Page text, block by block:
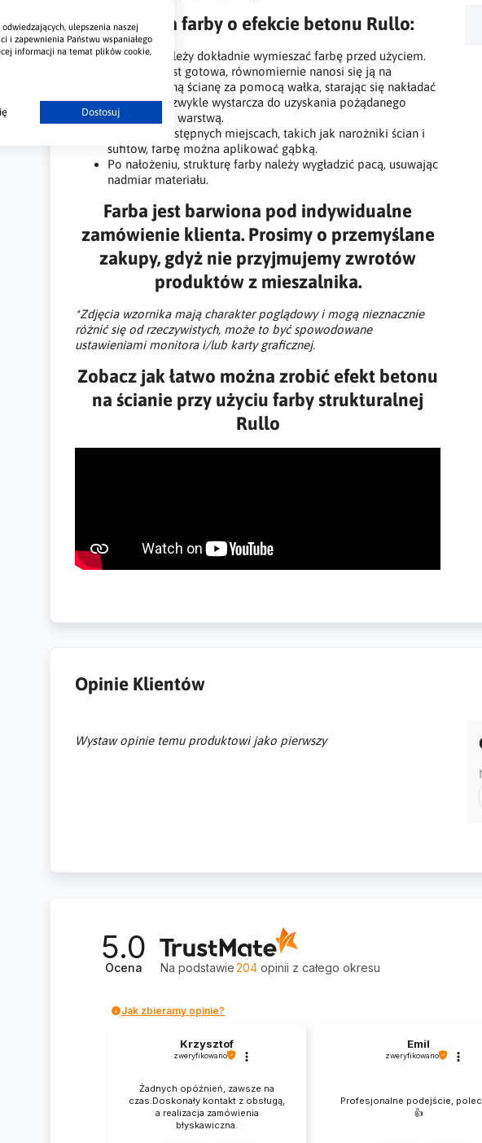
ulepszenia naszej
i zapewnienia Państwu wspaniałego
informacji na temat plików cookie,
Dostosuj
Aplikacja farby o efekcie betonu Rullo:
Najpierw należy dokładnie wymieszać farbę przed użyciem.
Gdy farba jest gotowa, równomiernie nanosi się ją na
przygotowaną ścianę za pomocą wałka, starając się nakładać
ją gęsto, co zwykle wystarcza do uzyskania pożądanego
efektu jedną warstwą.
W trudno dostępnych miejscach, takich jak narożniki ścian i
sufitów, farbę można aplikować gąbką.
Po nałożeniu, strukturę farby należy wygładzić pacą, usuwając
nadmiar materiału.
Farba jest barwiona pod indywidualne
zamówienie klienta. Prosimy o przemyślane
zakupy, gdyż nie przyjmujemy zwrotów
produktów z mieszalnika.
*Zdjęcia wzornika mają charakter poglądowy i mogą nieznacznie
różnić się od rzeczywistych, może to być spowodowane
ustawieniami monitora i/lub karty graficznej.
Zobacz jak łatwo można zrobić efekt betonu
na ścianie przy użyciu farby strukturalnej
Rullo
Opinie Klientów
Wystaw opinie temu produktowi jako pierwszy
5.0
Ocena Na podstawie 204 opinii z całego okresu
Jak zbieramy opinie?
Krzysztof
zweryfikowano
Żadnych opóźnień, zawsze na
czas.Doskonały kontakt z obsługą,
a realizacja zamówienia
błyskawiczna.
Emil
zweryfikowano
Profesjonalne podejście,
👍️